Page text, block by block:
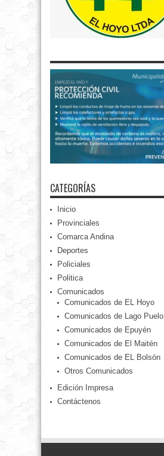
CATEGORÍAS
Inicio
Provinciales
Comarca Andina
Deportes
Policiales
Politica
Comunicados
Comunicados de EL Hoyo
Comunicados de Lago Puelo
Comunicados de Epuyén
Comunicados de El Maitén
Comunicados de EL Bolsón
Otros Comunicados
Edición Impresa
Contáctenos